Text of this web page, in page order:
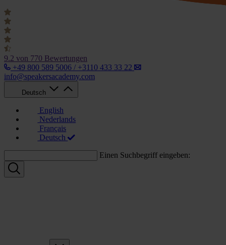
9.2 von 770 Bewertungen
+49 800 589 5006 / +3110 433 33 22
info@speakersacademy.com
Deutsch
English
Nederlands
Français
Deutsch
Einen Suchbegriff eingeben: